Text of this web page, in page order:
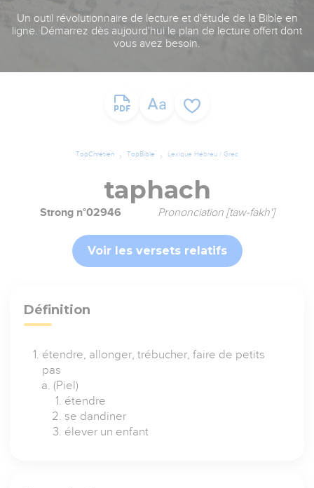
Un outil révolutionnaire de lecture et d'étude de la Bible en
ligne. Démarrez dès aujourd'hui le plan de lecture offert dont
vous avez besoin.
TopChrétien TopBible Lexique Hébreu / Grec
taphach
Strong n°02946 Prononciation [taw-fakh']
Voir les versets relatifs
Définition
étendre, allonger, trébucher, faire de petits
pas
(Piel)
étendre
se dandiner
élever un enfant